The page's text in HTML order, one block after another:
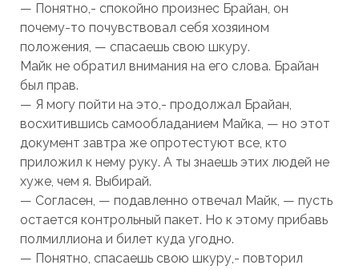
— Понятно,- спокойно произнес Брайан, он
почему-то почувствовал себя хозяином
положения, — спасаешь свою шкуру.
Майк не обратил внимания на его слова. Брайан
был прав.
— Я могу пойти на это,- продолжал Брайан,
восхитившись самообладанием Майка, — но этот
документ завтра же опротестуют все, кто
приложил к нему руку. А ты знаешь этих людей не
хуже, чем я. Выбирай.
— Согласен, — подавленно отвечал Майк, — пусть
остается контрольный пакет. Но к этому прибавь
полмиллиона и билет куда угодно.
— Понятно, спасаешь свою шкуру,- повторил